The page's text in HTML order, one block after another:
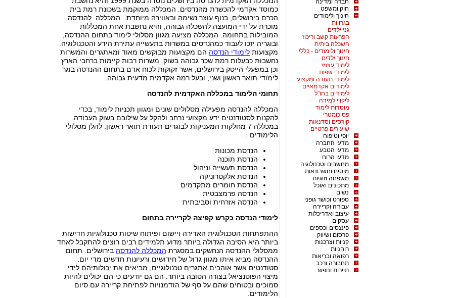
חברה ומדינה
חוק ומשפט
חינוך ולימודים
בגרויות
גני ילדים
הפרעות קשב וריכוז
השכלה ביתית
חינוך ולימודים - כללי
חינוך ילדים
לימוד עצמי
לימודי שפות
לימודי תעודה ומקצוע
לימודים אקדמאיים
לימודים בחו"ל
ליקויי למידה
מוסדות לימוד
פסיכומטרי
קורסים וסדנאות
שיעורים פרטיים
יופי וטיפוח
מדעי החברה
מדעי הטבע
מדעי הרוח
מחשבים וטכנולוגיה
מיסים וחשבונאות
משפחה וזוגיות
מתכונים ואוכל
נשים
ספורט וכושר גופני
עבודה וקריירה
עיצוב ואדריכלות
עסקים
פיננסים וכספים
פרסום ושיווק
קניות וצרכנות
רוחניות
רפואה ובריאות
תחבורה ורכב
תיירות ונופש
כמוסד אקדמי להכשרת מהנדסים. המכללה ממוקמת בשכונת רמת בית
הכרם בירושלים, בנוף עוצר נשימה ובאווירה מיוחדת. המכללה להנדסה
מוכרת על ידי המועצה להשכלה גבוהה, והיא נחשבת אחת המכללות
המובילות בתחומה. המכללה מציעה מגוון מסלולי לימוד בתחום ההנדסה,
ובוגריה יזכו לעבוד כמהנדסים במשרות בתעשייה עתירת הידע והטכנולוגיה.
מקצועות לימודי הנדסה הם מקצועות מבוקשים מאוד ומאתגרים והמשרות
נחשבות כבעלות רמת שכר גבוהה בשוק. משרות רבות קיימות ברחבי הארץ
וכן במפעלי הייטק בירושלים, אשר זקוקות לכוח אדם בתחום ההנדסה בוגר
לימודי תואר ראשון ושני, ובעל רמה אקדמית מדעית גבוהה.
תחומי הלימוד במכללה האקדמית להנדסה
המכללה להנדסה מפעילה מסלולים שונים ומגוון תכניות לימוד, בכדי
להקנות לסטודנטים ידע מקצועי נרחב ולהקל על שילובם בשוק העבודה.
במכללה 7 מחלקות המעניקות לבוגרים תעודת תואר ראשון. להלן מסלולי
הלימודים :
הנדסת מכונות
הנדסת תוכנה
הנדסת תעשייה וניהול
הנדסת אלקטרוניקה
הנדסת חומרים מתקדמים
הנדסה פרמצבטית
הנדסה אזרחית וסביבתית
לימודי הנדסה כקרש קפיצה לקריירה בתחום
ההתפתחות הטכנולוגית האדירה ויישום ופיתוח שיטות טכנולוגיות חדישות
ביותר היא הסיבה הגדולה ביותר מדוע תלמידים רבים רוצים להתקבל לאחד
ממסלולי ההנדסה הנחשקים במסגרת המכללה להנדסה בירושלים. תחום
ההנדסה מביא איתו מגוון גדול של חידושים ורעיונות חדשים מדי יום.
סטודנטים אשר אוהבים אתגרים טכנולוגיים, מביאים את יכולותיהם לידי
מיצוי הפוטנציאל בצורה הטובה ביותר. הם גם יודעים כי הם יכולים להיות
סמוכים ובטוחים שהם על סף של הזדמנויות לפתיחת קריירה עם סיום
הלימודים.